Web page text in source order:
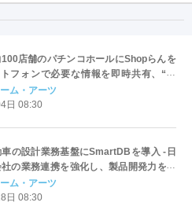
店舗のパチンコホールにShopらんを
フォンで必要な情報を即時共有、“接
る現場へ-
ム・アーツ
日 08:30
の設計業務基盤にSmartDBを導入 -日
の業務連携を強化し、製品開発力を向
ム・アーツ
日 08:30